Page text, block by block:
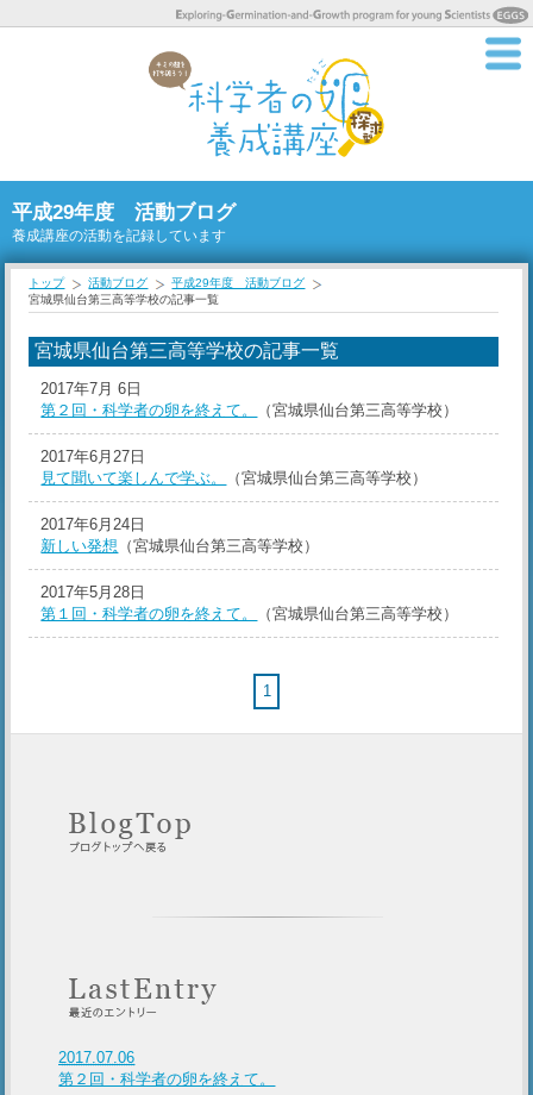
平成29年度 活動ブログ
養成講座の活動を記録しています
トップ 活動ブログ
平成29年度 活動ブログ
宮城県仙台第三高等学校の記事一覧
宮城県仙台第三高等学校の記事一覧
2017年7月 6日
第２回・科学者の卵を終えて。
（宮城県仙台第三高等学校）
2017年6月27日
見て聞いて楽しんで学ぶ。
（宮城県仙台第三高等学校）
2017年6月24日
新しい発想 （宮城県仙台第三高等学校）
2017年5月28日
第１回・科学者の卵を終えて。
（宮城県仙台第三高等学校）
1
2017.07.06
第２回・科学者の卵を終えて。